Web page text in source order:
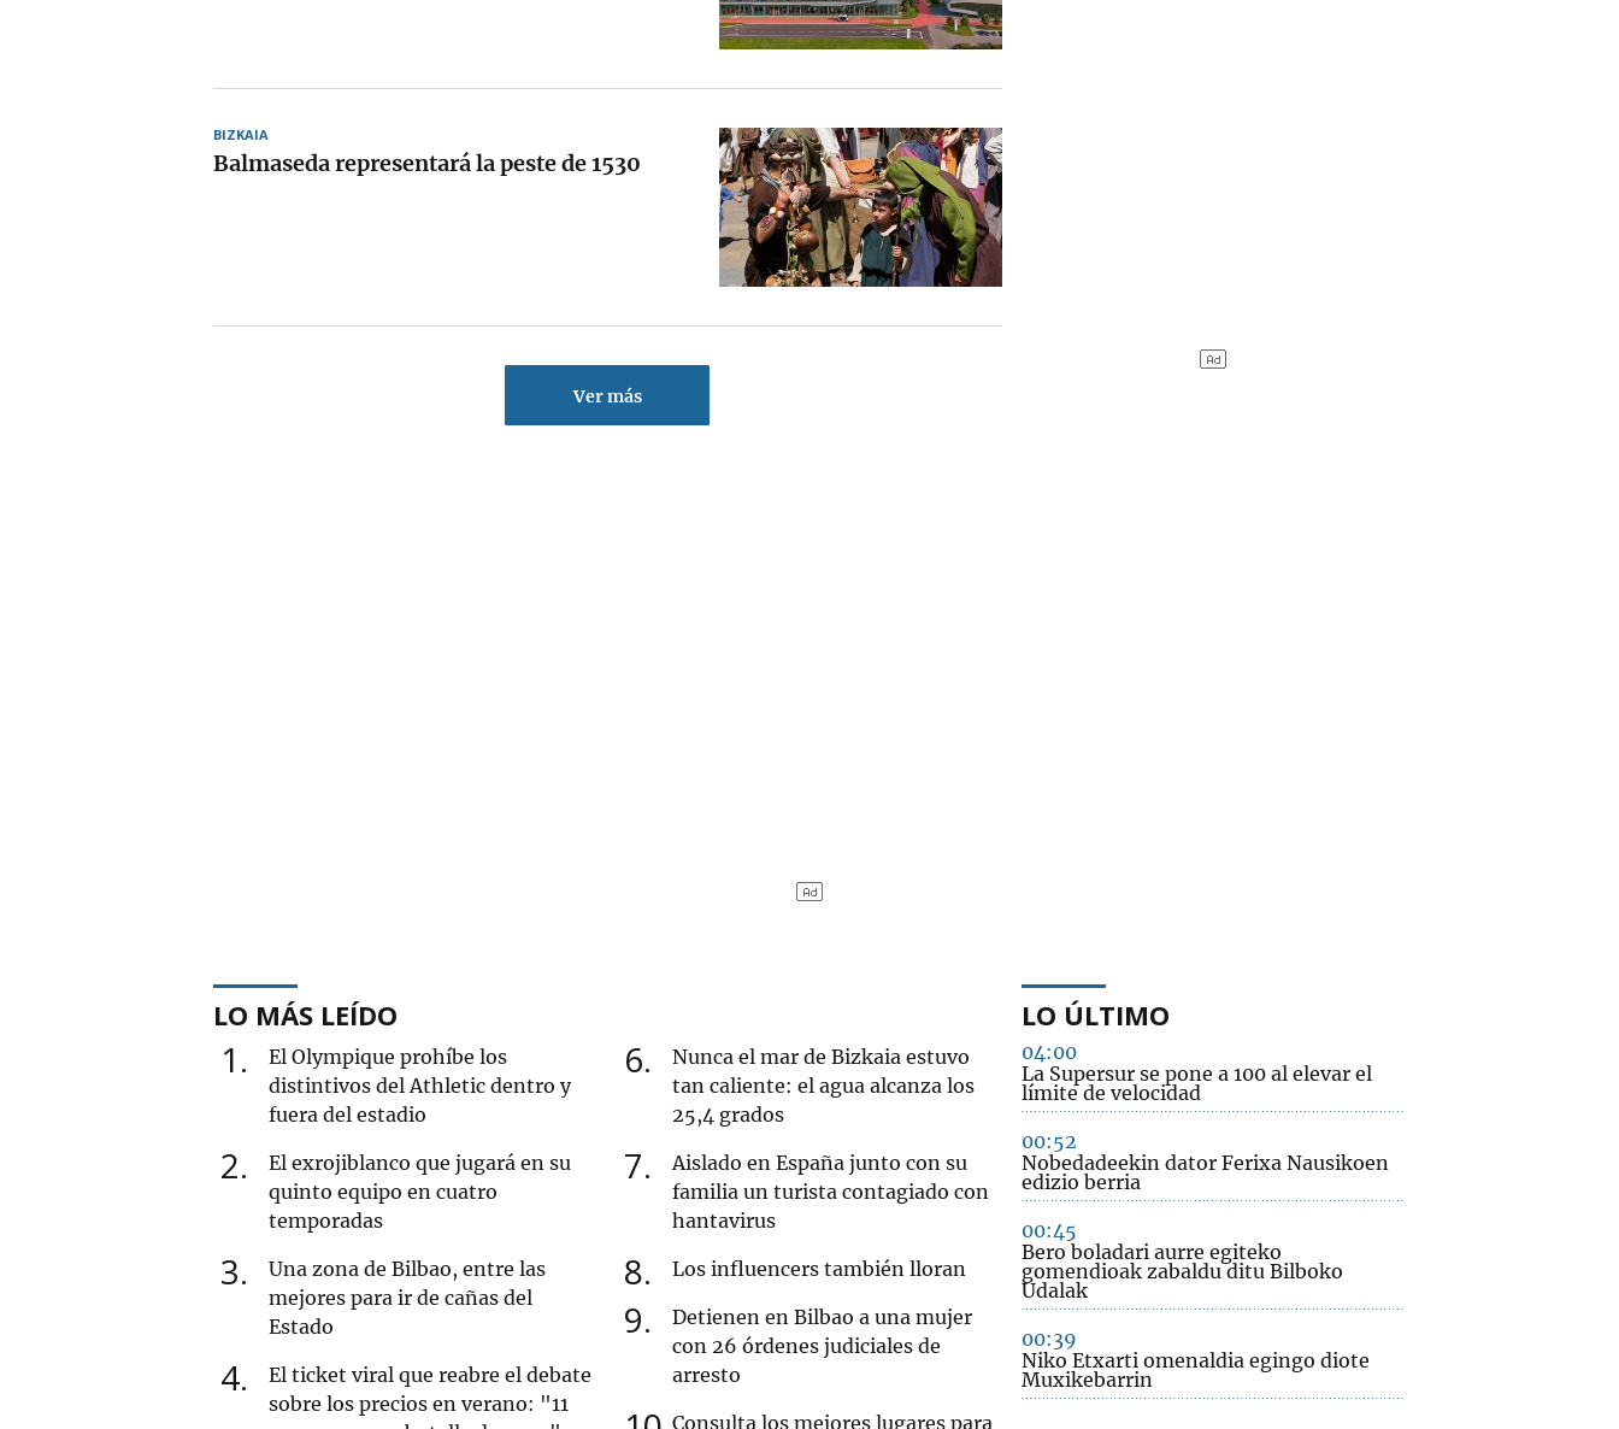
BIZKAIA
Balmaseda representará la peste de 1530
Ver más
LO MÁS LEÍDO
1
El Olympique prohíbe los
distintivos del Athletic dentro y
fuera del estadio
2
El exrojiblanco que jugará en su
quinto equipo en cuatro
temporadas
3
Una zona de Bilbao, entre las
mejores para ir de cañas del
Estado
4
El ticket viral que reabre el debate
sobre los precios en verano: "11
6
Nunca el mar de Bizkaia estuvo
tan caliente: el agua alcanza los
25,4 grados
7
Aislado en España junto con su
familia un turista contagiado con
hantavirus
8 Los influencers también lloran
9
Detienen en Bilbao a una mujer
con 26 órdenes judiciales de
arresto
Consulta los mejores lugares para
LO ÚLTIMO
04:00
La Supersur se pone a 100 al elevar el
límite de velocidad
00:52
Nobedadeekin dator Ferixa Nausikoen
edizio berria
00:45
Bero boladari aurre egiteko
gomendioak zabaldu ditu Bilboko
Udalak
00:39
Niko Etxarti omenaldia egingo diote
Muxikebarrin